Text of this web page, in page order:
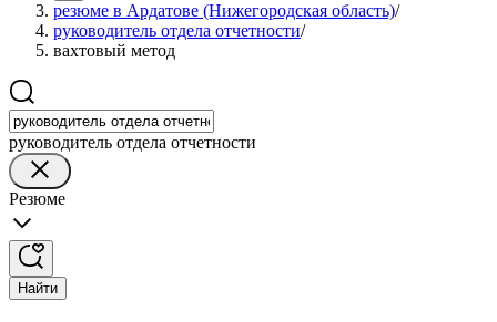
резюме в Ардатове (Нижегородская область)/
руководитель отдела отчетности/
вахтовый метод
руководитель отдела отчетности
Резюме
Найти